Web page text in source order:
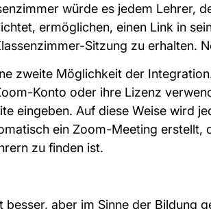
würde es jedem Lehrer,
ermöglichen, einen Link in
Sitzung zu erhalten.
zweite Möglichkeit der
Konto oder ihre Lizenz
eingeben. Auf diese Weise wird
ein Zoom-Meeting erstellt,
zu finden ist.
besser, aber im Sinne der Bildung